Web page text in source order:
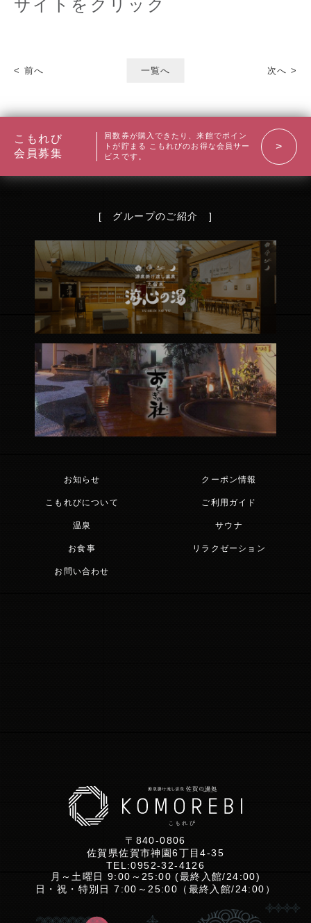
サイトをクリック
< 前へ 一覧へ 次へ >
こもれび
会員募集
回数券が購入できたり、来館でポイン
トが貯まる こもれびのお得な会員サー
ビスです。
[ グループのご紹介 ]
お知らせ クーポン情報
こもれびについて ご利用ガイド
温泉 サウナ
お食事 リラクゼーション
お問い合わせ
〒840-0806
佐賀県佐賀市神園6丁目4-35
TEL:0952-32-4126
月～土曜日 9:00～25:00 (最終入館/24:00)
日・祝・特別日 7:00～25:00（最終入館/24:00）